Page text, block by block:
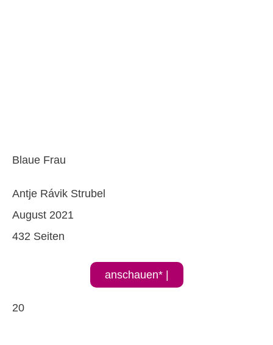
Blaue Frau
Antje Rávik Strubel
August 2021
432 Seiten
anschauen* |
20